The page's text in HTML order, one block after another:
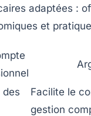
adaptées :
et
des
Facilite le
gestion